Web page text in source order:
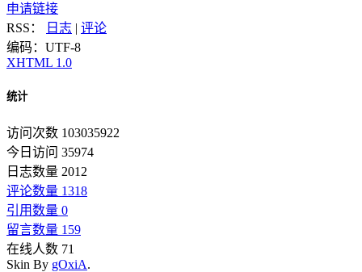
申请链接
RSS：
日志 | 评论
编码：UTF-8
XHTML 1.0
统计
访问次数 103035922
今日访问 35974
日志数量 2012
评论数量 1318
引用数量 0
留言数量 159
在线人数 71
Skin By gOxiA.